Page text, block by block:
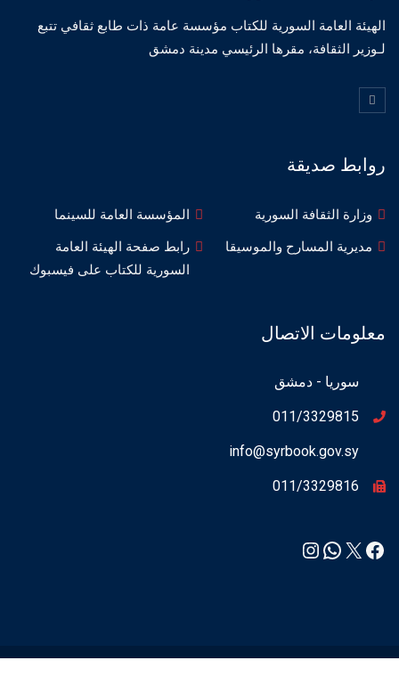
الهيئة العامة السورية للكتاب مؤسسة عامة ذات طابع ثقافي تتبع
لـوزير الثقافة، مقرها الرئيسي مدينة دمشق
روابط صديقة
وزارة الثقافة السورية
المؤسسة العامة للسينما
مديرية المسارح والموسيقا
رابط صفحة الهيئة العامة
السورية للكتاب على فيسبوك
معلومات الاتصال
سوريا - دمشق
011/3329815
info@syrbook.gov.sy
011/3329816
Facebook
X
WhatsApp